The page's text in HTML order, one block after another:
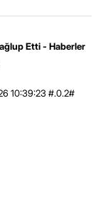
Etti - Haberler
10:39:23 #.0.2#